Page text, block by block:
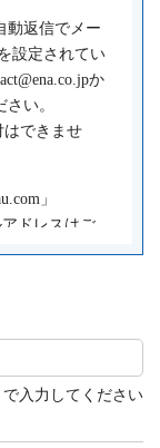
動返信でメー
設定されてい
か
い。
はできませ
」
アドレスはご
ォンをご利
どのApple
入力してください